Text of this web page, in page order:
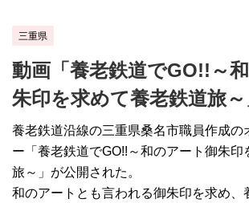
三重県
動画「養老鉄道でGO!!～
朱印を求めて養老鉄道旅～
養老鉄道沿線の三重県桑名市職員作成の
ー「養老鉄道でGO!!～和のアート御朱印
旅～」が公開された。
和のアートとも言われる御朱印を求め、